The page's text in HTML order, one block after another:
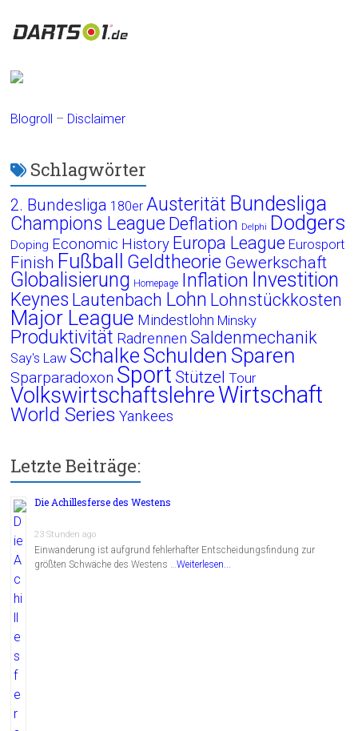
Blogroll – Disclaimer
Schlagwörter
2. Bundesliga 180er Austerität Bundesliga
Champions League Deflation Delphi Dodgers
Doping Economic History Europa League Eurosport
Finish Fußball Geldtheorie Gewerkschaft
Globalisierung Homepage Inflation Investition
Keynes Lautenbach Lohn Lohnstückkosten
Major League Mindestlohn Minsky
Produktivität Radrennen Saldenmechanik
Say's Law Schalke Schulden Sparen
Sparparadoxon Sport Stützel Tour
VolkswirtschaftslehreWirtschaft
World Series Yankees
Letzte Beiträge:
Die Achillesferse des Westens
23 Stunden ago
Einwanderung ist aufgrund fehlerhafter Entscheidungsfindung zur
größten Schwäche des Westens …Weiterlesen...